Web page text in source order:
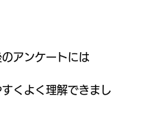
アンケートには
すくよく理解できまし